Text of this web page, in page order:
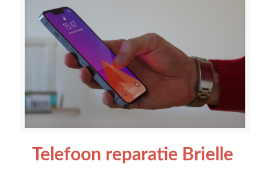
Telefoon reparatie Brielle